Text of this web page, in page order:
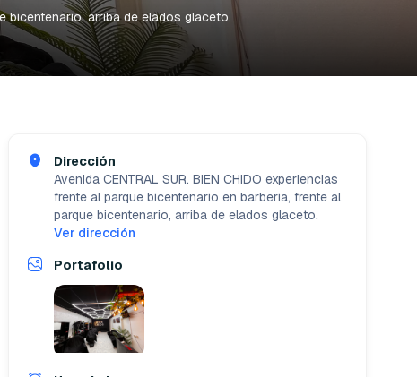
bicentenario, arriba de elados glaceto.
Dirección
Avenida CENTRAL SUR. BIEN CHIDO experiencias
frente al parque bicentenario en barberia, frente al
parque bicentenario, arriba de elados glaceto.
Ver dirección
Portafolio